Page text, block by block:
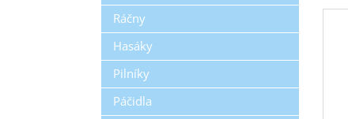
Ráčny
Hasáky
Pilníky
Páčidla